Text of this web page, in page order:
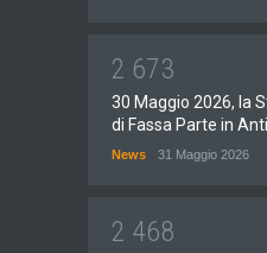
2 673
30 Maggio 2026, la
di Fassa Parte in
News 31 Maggio 2026
2 468